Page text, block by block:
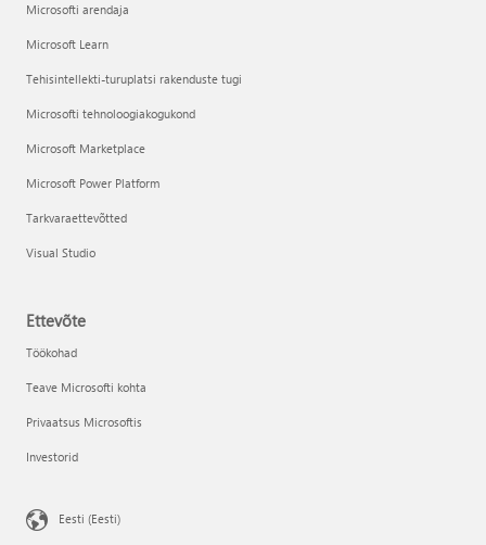
Microsofti arendaja
Microsoft Learn
Tehisintellekti-turuplatsi rakenduste tugi
Microsofti tehnoloogiakogukond
Microsoft Marketplace
Microsoft Power Platform
Tarkvaraettevõtted
Visual Studio
Ettevõte
Töökohad
Teave Microsofti kohta
Privaatsus Microsoftis
Investorid
Eesti (Eesti)